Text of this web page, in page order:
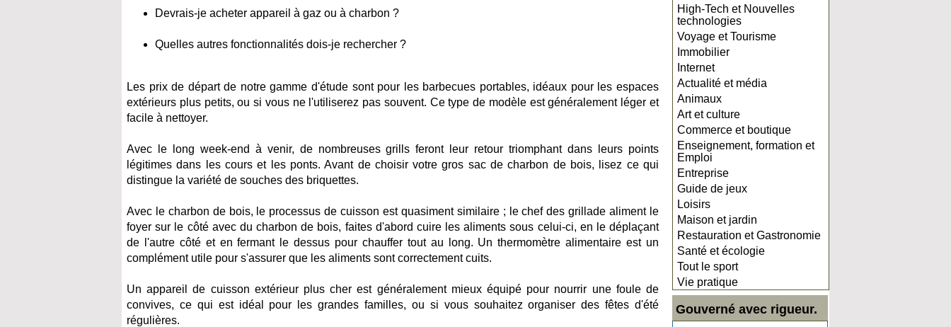
High-Tech et Nouvelles
technologies
Voyage et Tourisme
Immobilier
Internet
Actualité et média
Animaux
Art et culture
Commerce et boutique
Enseignement, formation et
Emploi
Entreprise
Guide de jeux
Loisirs
Maison et jardin
Restauration et Gastronomie
Santé et écologie
Tout le sport
Vie pratique
Gouverné avec rigueur.
Devrais-je acheter appareil à gaz ou à charbon ?
Quelles autres fonctionnalités dois-je rechercher ?
Les prix de départ de notre gamme d'étude sont pour les barbecues portables, idéaux pour les espaces
extérieurs plus petits, ou si vous ne l'utiliserez pas souvent. Ce type de modèle est généralement léger et
facile à nettoyer.
Avec le long week-end à venir, de nombreuses grills feront leur retour triomphant dans leurs points
légitimes dans les cours et les ponts. Avant de choisir votre gros sac de charbon de bois, lisez ce qui
distingue la variété de souches des briquettes.
Avec le charbon de bois, le processus de cuisson est quasiment similaire ; le chef des grillade aliment le
foyer sur le côté avec du charbon de bois, faites d'abord cuire les aliments sous celui-ci, en le déplaçant
de l'autre côté et en fermant le dessus pour chauffer tout au long. Un thermomètre alimentaire est un
complément utile pour s'assurer que les aliments sont correctement cuits.
Un appareil de cuisson extérieur plus cher est généralement mieux équipé pour nourrir une foule de
convives, ce qui est idéal pour les grandes familles, ou si vous souhaitez organiser des fêtes d'été
régulières.